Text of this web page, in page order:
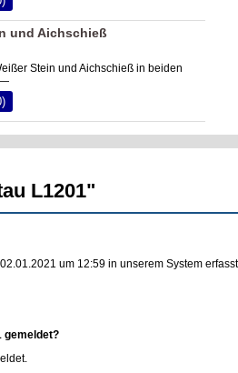
und Aichschieß
Stein und Aichschieß in beiden
—
L1201"
um 12:59 in unserem System
gemeldet?